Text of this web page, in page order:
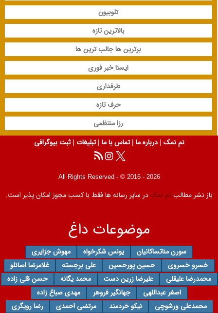
تلوبیون
بالاترین تازه
برترین ها جالب ترین ها
ایسنا خبر فوری
طرفداری
حرف تازه
رزا منتظمی
نم نمک | درباره ما | تماس با ما | تبلیغات | ثبت بیوگرافی
All Rights Reserved - © 2016 - 2026
باز نشر مطالبنم نمکدر سایر رسانه ها فقط با کسب مجوز امکان پذیر است.
موضوعات داغ
سورن مناتساکانیان یونس شکرخواه
مهوش جزایری
خسرو خسروی
حسین پورحسین علی برجسته
غلامرضا اصانلو
محمدرضا علیقلی
علیرضا زرین دست محمد یگانه
حسن قلی زاده
اصغر عبداللهی
جهانگیر فروهر
مهدی صباغ زاده
محمدعلی ورشوچی
نیکو خردمند مرتضی احمدی رضا رویگری